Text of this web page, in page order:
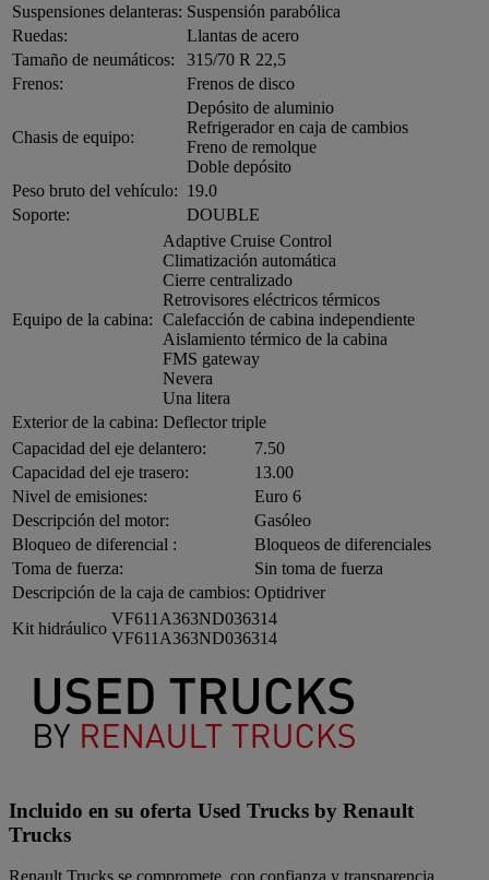
Suspensiones delanteras: Suspensión parabólica
Ruedas:
Llantas de acero
Tamaño de neumáticos:
315/70 R 22,5
Frenos:
Frenos de disco
Chasis de equipo:
Depósito de aluminio
Refrigerador en caja de cambios
Freno de remolque
Doble depósito
Peso bruto del vehículo: 19.0
Soporte:
DOUBLE
Equipo de la cabina:
Adaptive Cruise Control
Climatización automática
Cierre centralizado
Retrovisores eléctricos térmicos
Calefacción de cabina independiente
Aislamiento térmico de la cabina
FMS gateway
Nevera
Una litera
Exterior de la cabina: Deflector triple
Capacidad del eje delantero:
7.50
Capacidad del eje trasero:
13.00
Nivel de emisiones:
Euro 6
Descripción del motor:
Gasóleo
Bloqueo de diferencial :
Bloqueos de diferenciales
Toma de fuerza:
Sin toma de fuerza
Descripción de la caja de cambios: Optidriver
Kit hidráulico
VF611A363ND036314
VF611A363ND036314
Incluido en su oferta Used Trucks by Renault
Trucks